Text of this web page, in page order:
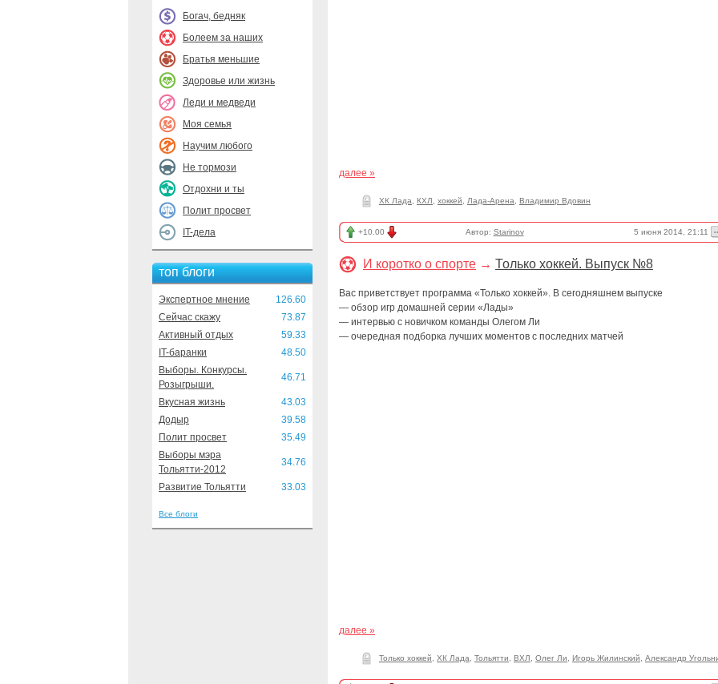
Богач, бедняк
Болеем за наших
Братья меньшие
Здоровье или жизнь
Леди и медведи
Моя семья
Научим любого
Не тормози
Отдохни и ты
Полит просвет
IT-дела
топ блоги
Экспертное мнение
126.60
Сейчас скажу
73.87
Активный отдых
59.33
IT-баранки
48.50
Выборы. Конкурсы.
Розыгрыши.
46.71
Вкусная жизнь
43.03
Додыр
39.58
Полит просвет
35.49
Выборы мэра
Тольятти-2012
34.76
Развитие Тольятти 33.03
Все блоги
далее »
ХК Лада КХЛ хоккей Лада-Арена Владимир Вдовин
+10.00 Автор: Starinov 5 июня 2014, 21:11
И коротко о спорте → Только хоккей. Выпуск №8
Вас приветствует программа «Только хоккей». В сегодняшнем выпуске
— обзор игр домашней серии «Лады»
— интервью с новичком команды Олегом Ли
— очередная подборка лучших моментов с последних матчей
далее »
Только хоккей ХК Лада Тольятти ВХЛ Олег Ли Игорь Жилинский Александр